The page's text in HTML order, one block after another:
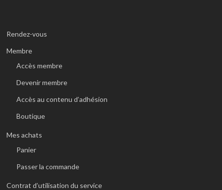
Rendez-vous
Membre
Accès membre
Devenir membre
Accès au contenu d’adhésion
Boutique
Mes achats
Panier
Passer la commande
Contrat d’utilisation du service